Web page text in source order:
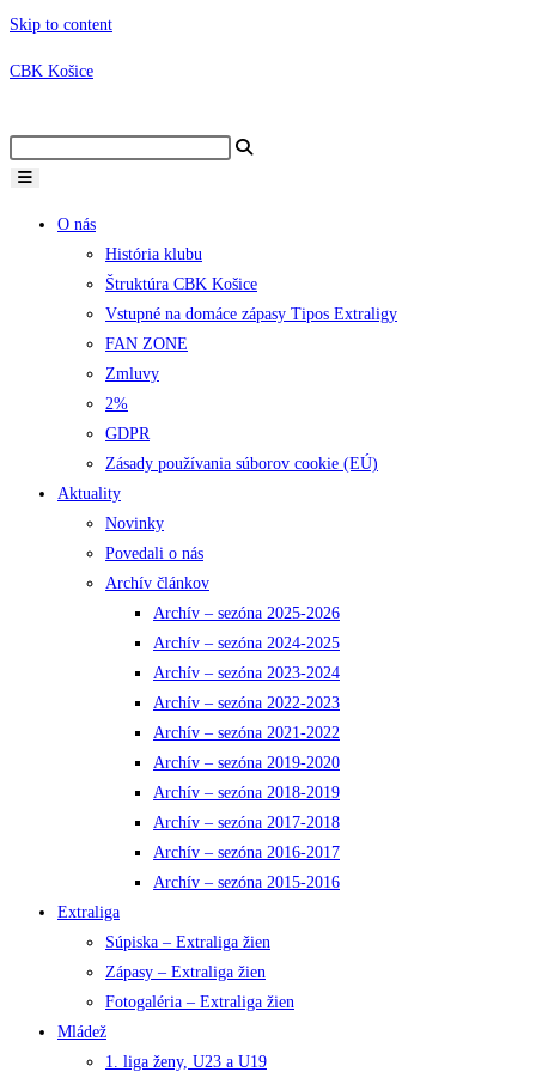
Skip to content
CBK Košice
O nás
História klubu
Štruktúra CBK Košice
Vstupné na domáce zápasy Tipos Extraligy
FAN ZONE
Zmluvy
2%
GDPR
Zásady používania súborov cookie (EÚ)
Aktuality
Novinky
Povedali o nás
Archív článkov
Archív – sezóna 2025-2026
Archív – sezóna 2024-2025
Archív – sezóna 2023-2024
Archív – sezóna 2022-2023
Archív – sezóna 2021-2022
Archív – sezóna 2019-2020
Archív – sezóna 2018-2019
Archív – sezóna 2017-2018
Archív – sezóna 2016-2017
Archív – sezóna 2015-2016
Extraliga
Súpiska – Extraliga žien
Zápasy – Extraliga žien
Fotogaléria – Extraliga žien
Mládež
1. liga ženy, U23 a U19